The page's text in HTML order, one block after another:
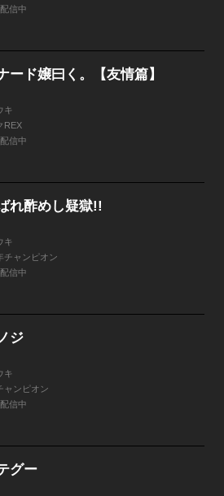
信中
ード嬢曰く。【友情篇】
キ
REX
信中
れ酢めし疑獄!!
キ
チャンピオン
信中
ジ
キ
ャンピオン
信中
グー